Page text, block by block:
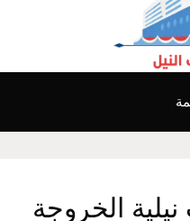
الخروجة